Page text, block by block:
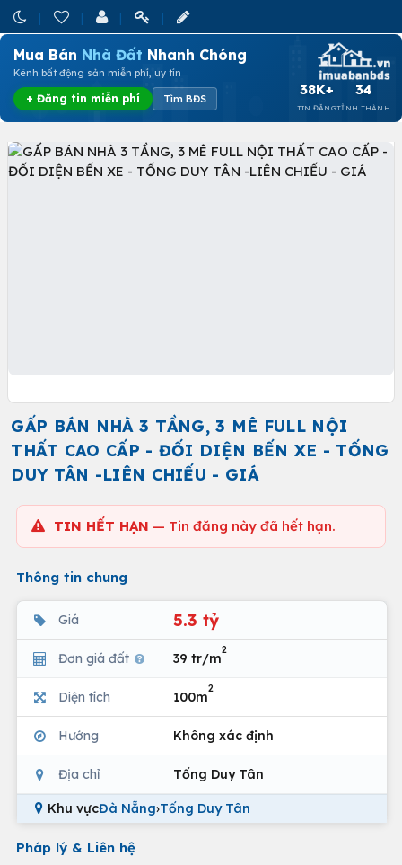
Mua Bán Nhà Đất Nhanh Chóng
Kênh bất động sản miễn phí, uy tín
+ Đăng tin miễn phí Tìm BĐS
38K+
TIN ĐĂNG
34
TỈNH THÀNH
GẤP BÁN NHÀ 3 TẦNG, 3 MÊ FULL NỘI
THẤT CAO CẤP - ĐỐI DIỆN BẾN XE - TỐNG
DUY TÂN -LIÊN CHIẾU - GIÁ
TIN HẾT HẠN — Tin đăng này đã hết hạn.
Thông tin chung
Giá 5.3 tỷ
Đơn giá đất 39 tr/m
2
Diện tích 100m
2
Hướng Không xác định
Địa chỉ Tống Duy Tân
Khu vựcĐà Nẵng›Tống Duy Tân
Pháp lý & Liên hệ